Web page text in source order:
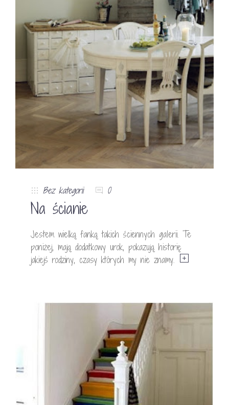
Bez kategorii 0
Na ścianie
Jestem wielką fanką takich ściennych galerii. Te
poniżej, mają dodatkowy urok, pokazują historię
jakiejś rodziny, czasy których my nie znamy.